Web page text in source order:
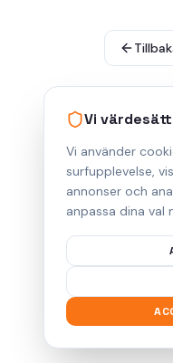
Vi
Vi använder
surfupplevelse,
annonser och
anpassa dina val